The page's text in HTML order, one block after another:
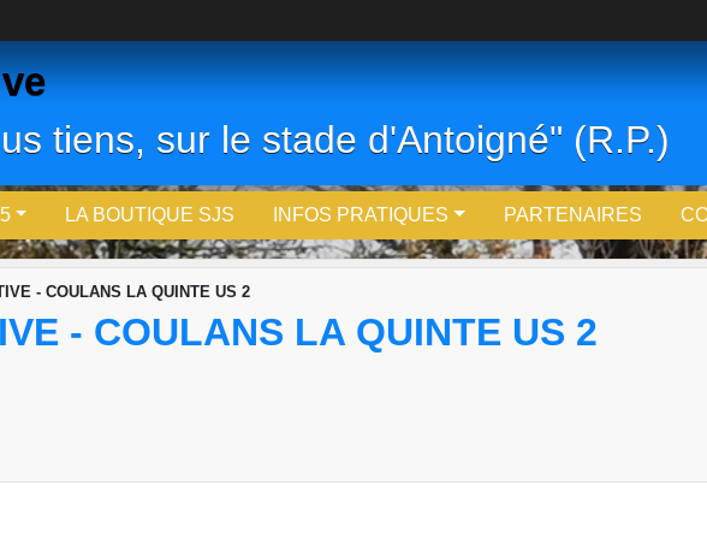
tiens, sur le stade d'Antoigné" (R.P.)
LA BOUTIQUE SJS INFOS PRATIQUES PARTENAIRES
- COULANS LA QUINTE US 2
- COULANS LA QUINTE US 2